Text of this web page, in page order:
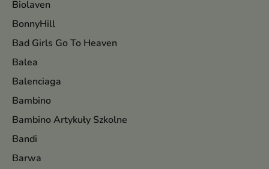
Biolaven
BonnyHill
Bad Girls Go To Heaven
Balea
Balenciaga
Bambino
Bambino Artykuły Szkolne
Bandi
Barwa